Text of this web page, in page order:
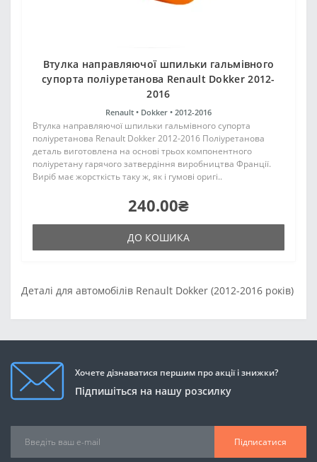
Втулка направляючої шпильки гальмівного
супорта поліуретанова Renault Dokker 2012-
2016
Renault • Dokker • 2012-2016
Втулка направляючої шпильки гальмівного супорта
поліуретанова Renault Dokker 2012-2016 Поліуретанова
деталь виготовлена на основі трьох компонентного
поліуретану гарячого затвердіння виробництва Франції.
Виріб має жорсткість таку ж, як і гумові оригі..
240.00₴
ДО КОШИКА
Деталі для автомобілів Renault Dokker (2012-2016 років)
Хочете дізнаватися першим про акції і знижки?
Підпишіться на нашу розсилку
Підписатися